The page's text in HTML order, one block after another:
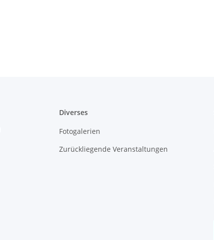
Diverses
Fotogalerien
Zurückliegende Veranstaltungen